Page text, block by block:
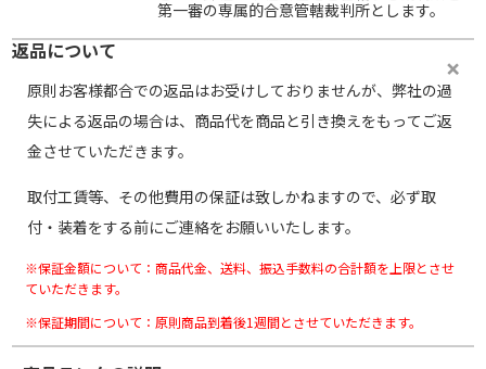
第一審の専属的合意管轄裁判所とします。
返品について
原則お客様都合での返品はお受けしておりませんが、弊社の過
失による返品の場合は、商品代を商品と引き換えをもってご返
金させていただきます。
取付工賃等、その他費用の保証は致しかねますので、必ず取
付・装着をする前にご連絡をお願いいたします。
※保証金額について：商品代金、送料、振込手数料の合計額を上限とさせ
ていただきます。
※保証期間について：原則商品到着後1週間とさせていただきます。